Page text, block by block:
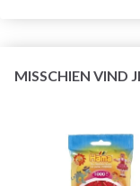
MISSCHIEN VIND